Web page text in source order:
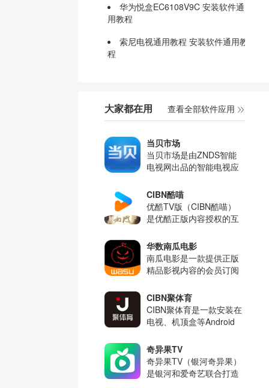
华为悦盒EC6108V9C 安装软件通
用教程
索尼电视通用教程 安装软件通用教
程
天猫魔盒1S+ 安装软件通用教程
飞利浦电视通用教程 安装软件通用
教程
长虹电视通用教程 安装软件通用教
大家都在用 查看全部软件应用
当贝市场
当贝市场是由ZNDS智能
电视网出品的智能电视应
架和界面设计，带来非一
般的下载体验,轻松安装任
何你想要的电视应用和游
戏。
CIBN酷喵
优酷TV版（CIBN酷喵）
是优酷正版内容授权的互
最全、最快、最好的内容
片库，引领互联网电视内
容文化潮流！新增精彩好
内容《新闻女王2》正在
热播！（仅TV端使用）
华数南瓜电影
南瓜电影是一款提供正版
精品影视内容的会员订阅
号全终端通用。注册即送
会员，就要给你“好看”！
CIBN聚体育
CIBN聚体育是一款安装在
电视、机顶盒等Android
端，提供视频点播服务。
拥有海量资源，包含电
影、电视剧、动漫、综
艺、亲子、体育等特色频
奇异果TV
奇异果TV（银河奇异果）
是银河和爱奇艺联合打造